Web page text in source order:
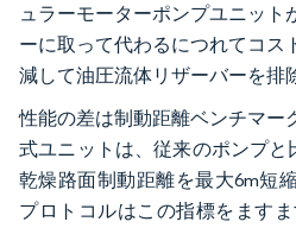
ュラーモーターポンプユニット
ーに取って代わるにつれてコス
減して油圧流体リザーバーを排
性能の差は制動距離ベンチマー
式ユニットは、従来のポンプと
乾燥路面制動距離を最大6m短
プロトコルはこの指標をます